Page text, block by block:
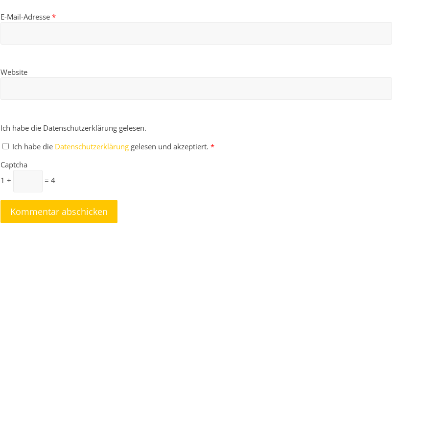
E-Mail-Adresse *
Website
Ich habe die Datenschutzerklärung gelesen.
Ich habe die Datenschutzerklärung gelesen und akzeptiert. *
Captcha
1 +
= 4